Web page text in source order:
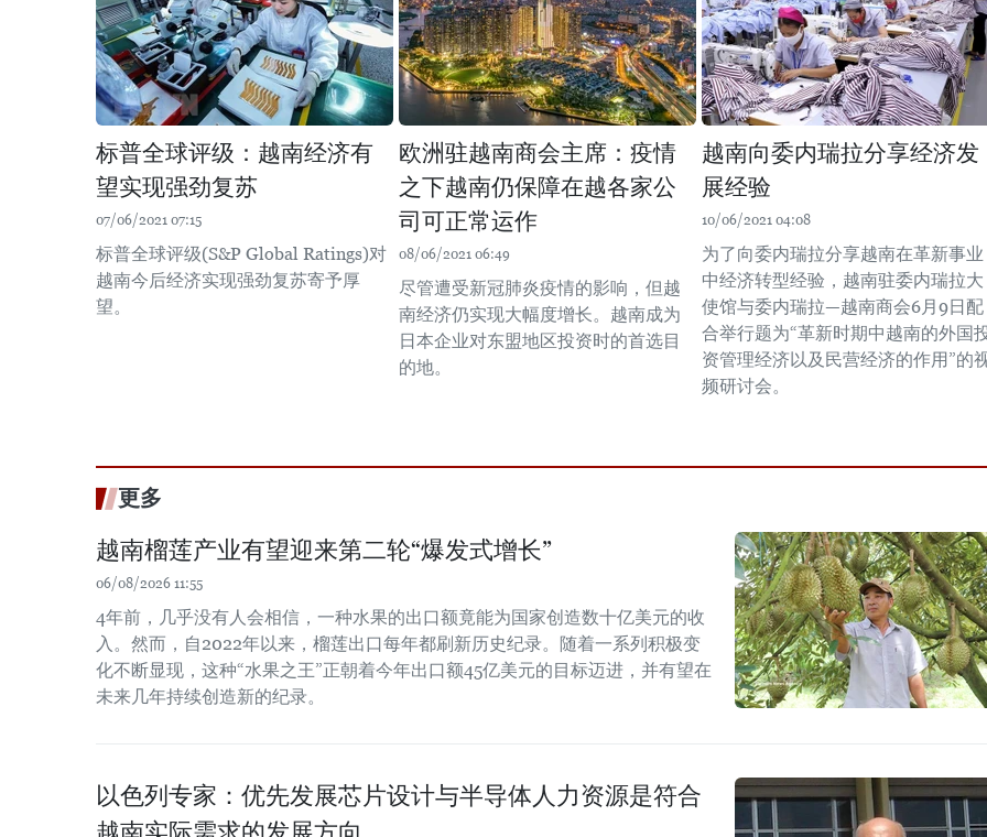
标普全球评级：越南经济有
望实现强劲复苏
07/06/2021 07:15
标普全球评级(S&P Global Ratings)对
越南今后经济实现强劲复苏寄予厚
望。
欧洲驻越南商会主席：疫情
之下越南仍保障在越各家公
司可正常运作
08/06/2021 06:49
尽管遭受新冠肺炎疫情的影响，但越
南经济仍实现大幅度增长。越南成为
日本企业对东盟地区投资时的首选目
的地。
越南向委内瑞拉分享经济发
展经验
10/06/2021 04:08
为了向委内瑞拉分享越南在革新事业
中经济转型经验，越南驻委内瑞拉大
使馆与委内瑞拉—越南商会6月9日配
合举行题为“革新时期中越南的外国
资管理经济以及民营经济的作用”的
频研讨会。
更多
越南榴莲产业有望迎来第二轮“爆发式增长”
06/08/2026 11:55
4年前，几乎没有人会相信，一种水果的出口额竟能为国家创造数十亿美元的收
入。然而，自2022年以来，榴莲出口每年都刷新历史纪录。随着一系列积极变
化不断显现，这种“水果之王”正朝着今年出口额45亿美元的目标迈进，并有望在
未来几年持续创造新的纪录。
以色列专家：优先发展芯片设计与半导体人力资源是符合